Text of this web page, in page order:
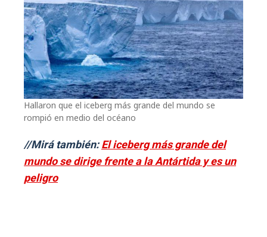
Hallaron que el iceberg más grande del mundo se
rompió en medio del océano
//Mirá también:El iceberg más grande del
mundo se dirige frente a la Antártida y es un
peligro